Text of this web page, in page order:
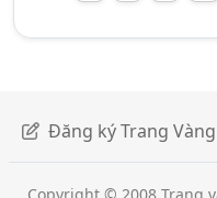
Đăng ký Trang Vàng